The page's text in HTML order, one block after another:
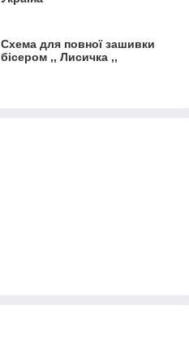
Схема для повної зашивки
бісером ,, Лисичка ,,